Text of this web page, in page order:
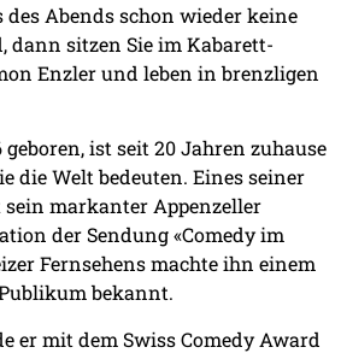
des Abends schon wieder keine
dann sitzen Sie im Kabarett-
Enzler und leben in brenzligen
geboren, ist seit 20 Jahren zuhause
die Welt bedeuten. Eines seiner
markanter Appenzeller
der Sendung «Comedy im
Fernsehens machte ihn einem
bekannt.
er mit dem Swiss Comedy Award